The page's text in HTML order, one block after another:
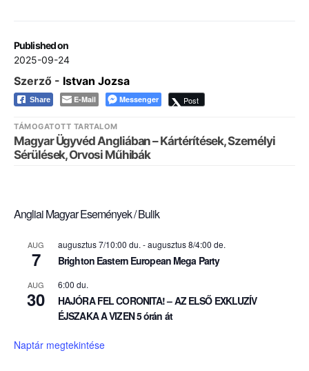
Published on
2025-09-24
Szerző - Istvan Jozsa
Share E-Mail Messenger Post
TÁMOGATOTT TARTALOM
Magyar Ügyvéd Angliában – Kártérítések, Személyi
Sérülések, Orvosi Műhibák
Angliai Magyar Események / Bulik
AUG
7
augusztus 7/10:00 du. -augusztus 8/4:00 de.
Brighton Eastern European Mega Party
AUG
30
6:00 du.
HAJÓRA FEL CORONITA! – AZ ELSŐ EXKLUZÍV
ÉJSZAKA A VIZEN 5 órán át
Naptár megtekintése